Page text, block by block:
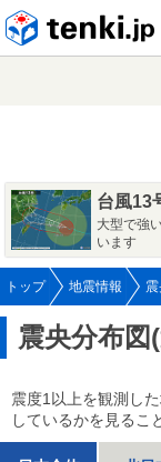
台風13
大型で強
います
トップ 地震情報
震央分布図
震度1以上を観測し
しているかを見るこ